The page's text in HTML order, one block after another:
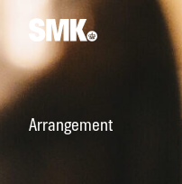
Arrangement